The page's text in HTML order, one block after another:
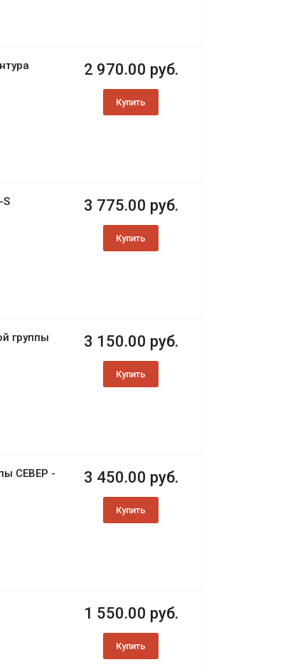
2 970.00 руб.
Купить
S 3 775.00 руб.
Купить
группы
3 150.00 руб.
Купить
СЕВЕР -
3 450.00 руб.
Купить
1 550.00 руб.
Купить